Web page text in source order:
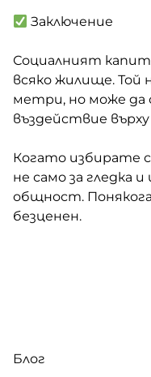
Заключение
Социалният
всяко жилище. Той
метри, но може да
въздействие
Когато избирате
не само за гледка
общност.
безценен.
Блог